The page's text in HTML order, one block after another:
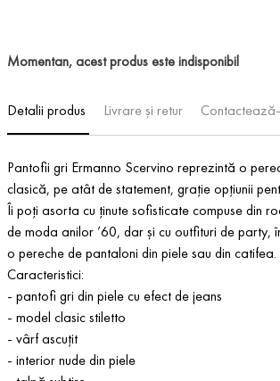
Momentan, acest produs este indisponibil
Detalii produs Livrare și retur
Pantofii gri Ermanno Scervino reprezintă o
clasică, pe atât de statement, grație opțiunii
Îi poți asorta cu ținute sofisticate compuse din
de moda anilor ’60, dar și cu outfituri de party,
o pereche de pantaloni din piele sau din catifea.
Caracteristici:
- pantofi gri din piele cu efect de jeans
- model clasic stiletto
- vârf ascuțit
- interior nude din piele